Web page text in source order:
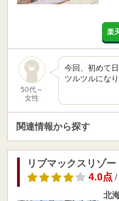
楽
50代～
女性
今回、初めて
ツルツルにな
関連情報から探す
リブマックスリゾ
4.0点/
北